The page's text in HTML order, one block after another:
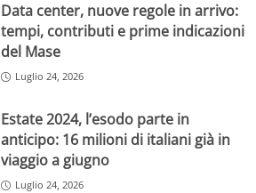
Data center, nuove regole in arrivo:
tempi, contributi e prime indicazioni
del Mase
Luglio 24, 2026
Estate 2024, l’esodo parte in
anticipo: 16 milioni di italiani già in
viaggio a giugno
Luglio 24, 2026